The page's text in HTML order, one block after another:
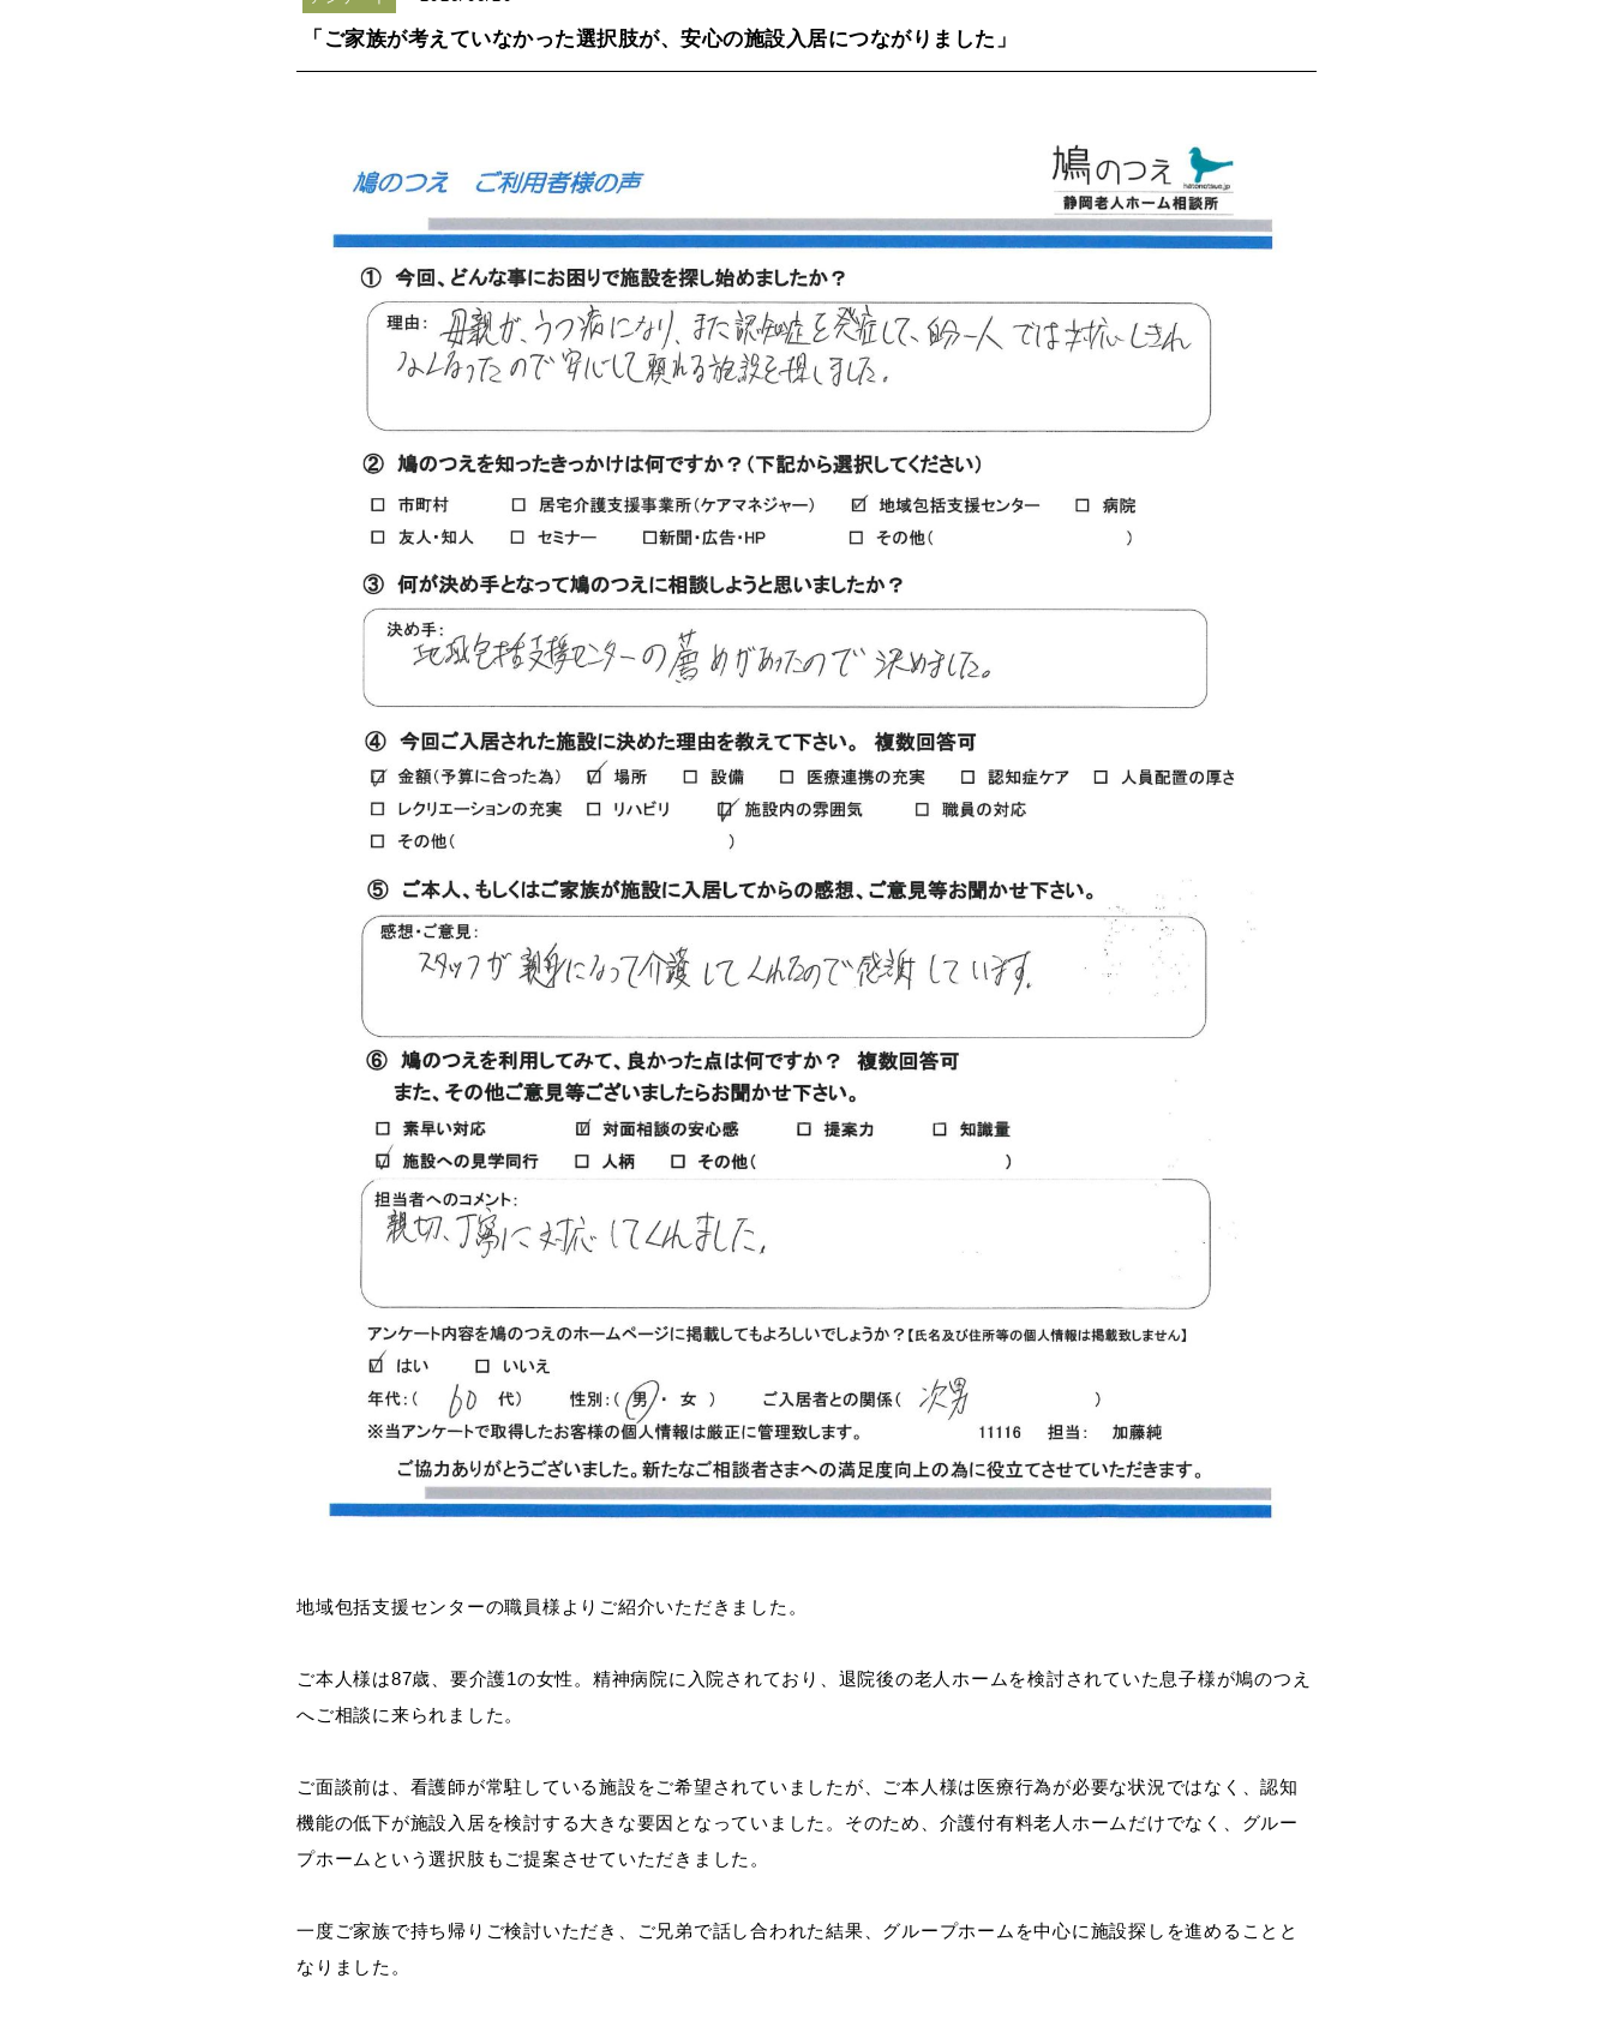
「ご家族が考えていなかった選択肢が、安心の施設入居につながりました」
地域包括支援センターの職員様よりご紹介いただきました。
ご本人様は87歳、要介護1の女性。精神病院に入院されており、退院後の老人ホームを検討されていた息子様が鳩のつえ
へご相談に来られました。
ご面談前は、看護師が常駐している施設をご希望されていましたが、ご本人様は医療行為が必要な状況ではなく、認知
機能の低下が施設入居を検討する大きな要因となっていました。そのため、介護付有料老人ホームだけでなく、グルー
プホームという選択肢もご提案させていただきました。
一度ご家族で持ち帰りご検討いただき、ご兄弟で話し合われた結果、グループホームを中心に施設探しを進めることと
なりました。